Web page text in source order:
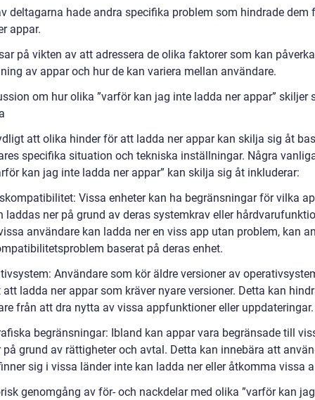
deltagarna hade andra specifika problem som hindrade dem
appar.
på vikten av att adressera de olika faktorer som kan påverka
av appar och hur de kan variera mellan användare.
om hur olika ”varför kan jag inte ladda ner appar” skiljer
att olika hinder för att ladda ner appar kan skilja sig åt
specifika situation och tekniska inställningar. Några
kan jag inte ladda ner appar” kan skilja sig åt inkluderar:
Vissa enheter kan ha begränsningar för vilka
laddas ner på grund av deras systemkrav eller
användare kan ladda ner en viss app utan problem, kan
baserat på deras enhet.
Användare som kör äldre versioner av
att ladda ner appar som kräver nyare versioner. Detta kan
från att dra nytta av vissa appfunktioner eller uppdateringar.
begränsningar: Ibland kan appar vara begränsade till
på grund av rättigheter och avtal. Detta kan innebära att
sig i vissa länder inte kan ladda ner eller åtkomma vissa
genomgång av för- och nackdelar med olika ”varför kan